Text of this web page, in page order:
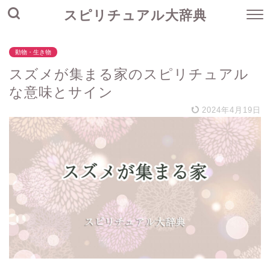
スピリチュアル大辞典
動物・生き物
スズメが集まる家のスピリチュアル
な意味とサイン
2024年4月19日